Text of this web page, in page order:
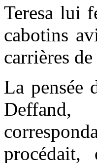
Teresa lui
cabotins
carrières
La pensée